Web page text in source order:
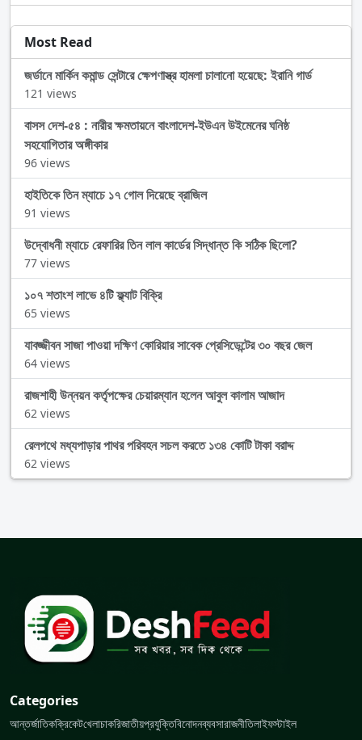
Most Read
জর্ডানে মার্কিন কমান্ড সেন্টারে ক্ষেপণাস্ত্র হামলা চালানো হয়েছে: ইরানি গার্ড
121 views
বাসস দেশ-৫৪ : নারীর ক্ষমতায়নে বাংলাদেশ-ইউএন উইমেনের ঘনিষ্ঠ
সহযোগিতার অঙ্গীকার
96 views
হাইতিকে তিন ম্যাচে ১৭ গোল দিয়েছে ব্রাজিল
91 views
উদ্বোধনী ম্যাচে রেফারির তিন লাল কার্ডের সিদ্ধান্ত কি সঠিক ছিলো?
77 views
১০৭ শতাংশ লাভে ৪টি ফ্ল্যাট বিক্রি
65 views
যাবজ্জীবন সাজা পাওয়া দক্ষিণ কোরিয়ার সাবেক প্রেসিডেন্টের ৩০ বছর জেল
64 views
রাজশাহী উন্নয়ন কর্তৃপক্ষের চেয়ারম্যান হলেন আবুল কালাম আজাদ
62 views
রেলপথে মধ্যপাড়ার পাথর পরিবহন সচল করতে ১৩৪ কোটি টাকা বরাদ্দ
62 views
Categories
আন্তর্জাতিকক্রিকেটখেলাচাকরিজাতীয়প্রযুক্তিবিনোদনব্যবসারাজনীতিলাইফস্টাইল